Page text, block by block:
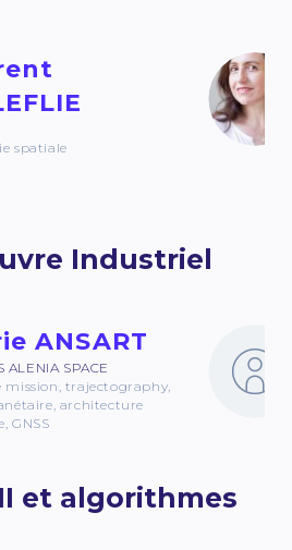
spatiale
Industriel
ANSART
ALENIA SPACE
mission, trajectography,
architecture
GNSS
et algorithmes